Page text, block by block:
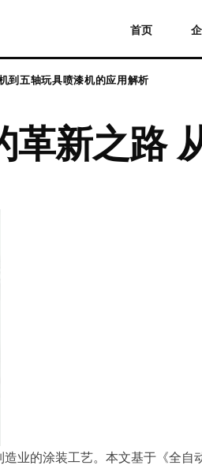
首页
到五轴玩具喷漆机的应用解析
新之路
业的涂装工艺。本文基于《全